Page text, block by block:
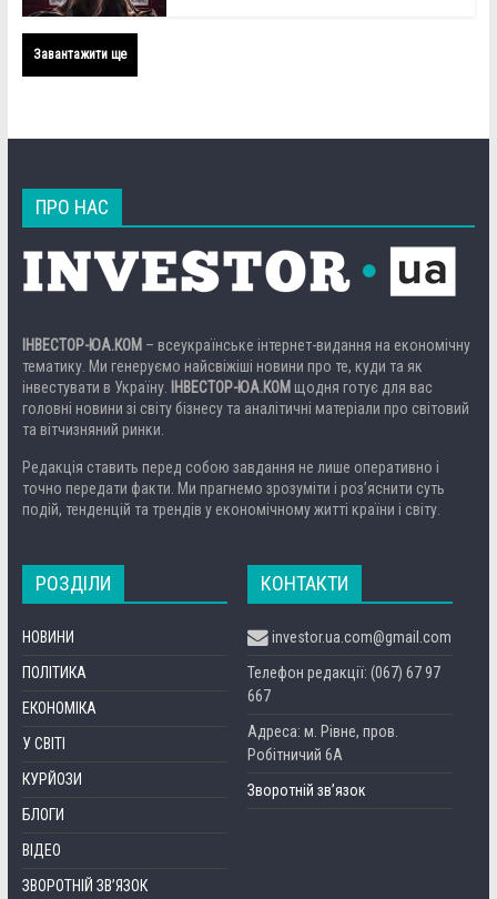
Завантажити ще
ПРО НАС
ІНВЕСТОР-ЮА.КОМ – всеукраїнське інтернет-видання на економічну
тематику. Ми генеруємо найсвіжіші новини про те, куди та як
інвестувати в Україну.
ІНВЕСТОР-ЮА.КОМ щодня готує для вас
головні новини зі світу бізнесу та аналітичні матеріали про світовий
та вітчизняний ринки.
Редакція ставить перед собою завдання не лише оперативно і
точно передати факти. Ми прагнемо зрозуміти і роз’яснити суть
подій, тенденцій та трендів у економічному житті країни і світу.
РОЗДІЛИ
НОВИНИ
ПОЛІТИКА
ЕКОНОМІКА
У СВІТІ
КУРЙОЗИ
БЛОГИ
ВІДЕО
ЗВОРОТНІЙ ЗВ’ЯЗОК
КОНТАКТИ
investor.ua.com@gmail.com
Телефон редакції: (067) 67 97
667
Адреса: м. Рівне, пров.
Робітничий 6А
Зворотній зв’язок